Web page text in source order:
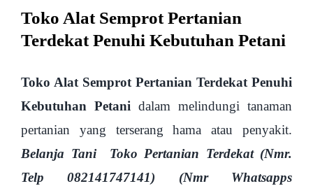
Toko Alat Semprot Pertanian
Terdekat Penuhi Kebutuhan Petani
Toko Alat Semprot Pertanian Terdekat Penuhi
Kebutuhan Petani dalam melindungi tanaman
pertanian yang terserang hama atau penyakit.
Belanja Tani Toko Pertanian Terdekat (Nmr.
Telp 082141747141) (Nmr Whatsapps